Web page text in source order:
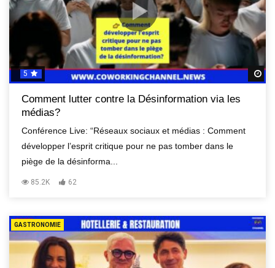
5
Comment lutter contre la Désinformation via les
médias?
Conférence Live: “Réseaux sociaux et médias : Comment
développer l’esprit critique pour ne pas tomber dans le
piège de la désinforma...
85.2K 62
GASTRONOMIE